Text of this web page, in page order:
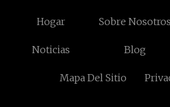
Hogar Sobre Nosotros
Noticias Blog
Mapa Del Sitio